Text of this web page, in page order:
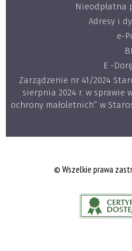
Nieodpłatna
Adresy i
e-
E -
Zarządzenie nr 41/2024
sierpnia 2024 r. w sprawie
ochrony małoletnich” w
© Wszelkie prawa